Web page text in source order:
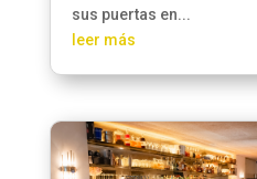
sus puertas en...
leer más